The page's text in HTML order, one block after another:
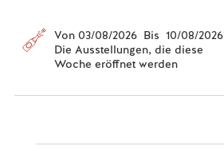
Von 03/08/2026 Bis 10/08/2026
Die Ausstellungen, die diese
Woche eröffnet werden